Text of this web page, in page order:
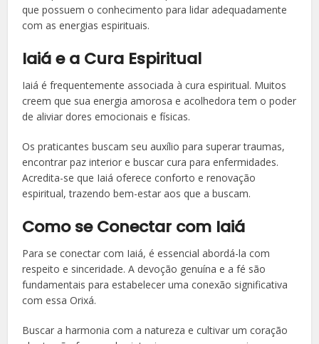
que possuem o conhecimento para lidar adequadamente
com as energias espirituais.
Iaiá e a Cura Espiritual
Iaiá é frequentemente associada à cura espiritual. Muitos
creem que sua energia amorosa e acolhedora tem o poder
de aliviar dores emocionais e físicas.
Os praticantes buscam seu auxílio para superar traumas,
encontrar paz interior e buscar cura para enfermidades.
Acredita-se que Iaiá oferece conforto e renovação
espiritual, trazendo bem-estar aos que a buscam.
Como se Conectar com Iaiá
Para se conectar com Iaiá, é essencial abordá-la com
respeito e sinceridade. A devoção genuína e a fé são
fundamentais para estabelecer uma conexão significativa
com essa Orixá.
Buscar a harmonia com a natureza e cultivar um coração